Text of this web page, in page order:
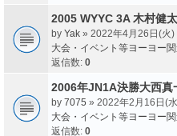
2005 WYYC 3A 木村健
by Yak » 2022年4月26日(火)
大会・イベント等ヨーヨー
返信数: 0
2006年JN1A決勝大西真
by 7075 » 2022年2月16日(
大会・イベント等ヨーヨー
返信数: 0